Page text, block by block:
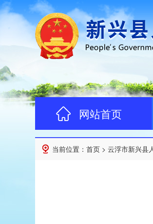
网站首页
当前位置： 首页 > 云浮市新兴县